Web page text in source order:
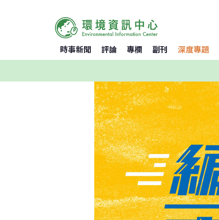
時事新聞 評論 專欄 副刊 深度專題